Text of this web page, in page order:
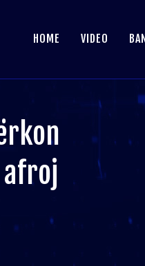
HOME VIDEO
afroj